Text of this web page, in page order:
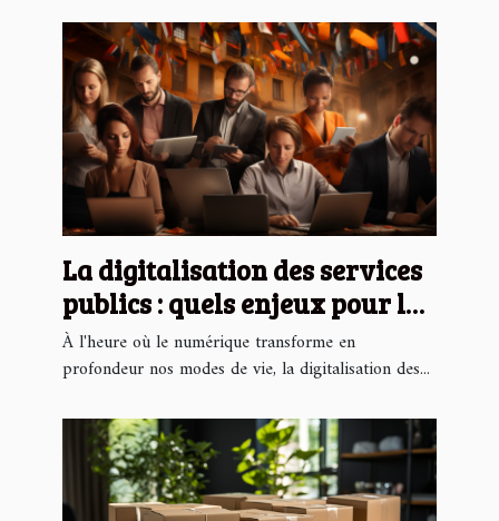
La digitalisation des services
publics : quels enjeux pour les
citoyens ?
À l'heure où le numérique transforme en
profondeur nos modes de vie, la digitalisation des...